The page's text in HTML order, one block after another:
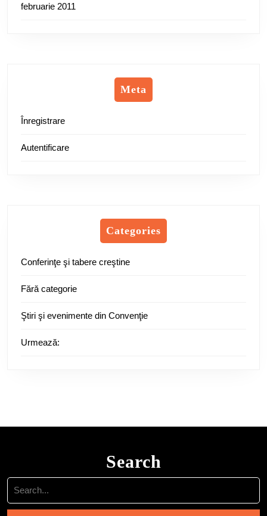
februarie 2011
Meta
Înregistrare
Autentificare
Categories
Conferinţe şi tabere creştine
Fără categorie
Ştiri şi evenimente din Convenţie
Urmează:
Search
Search
for: